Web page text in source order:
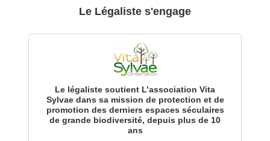
Le Légaliste s'engage
Le légaliste soutient L’association Vita
Sylvae dans sa mission de protection et de
promotion des derniers espaces séculaires
de grande biodiversité, depuis plus de 10
ans